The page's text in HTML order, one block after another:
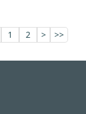
1 2 > >>